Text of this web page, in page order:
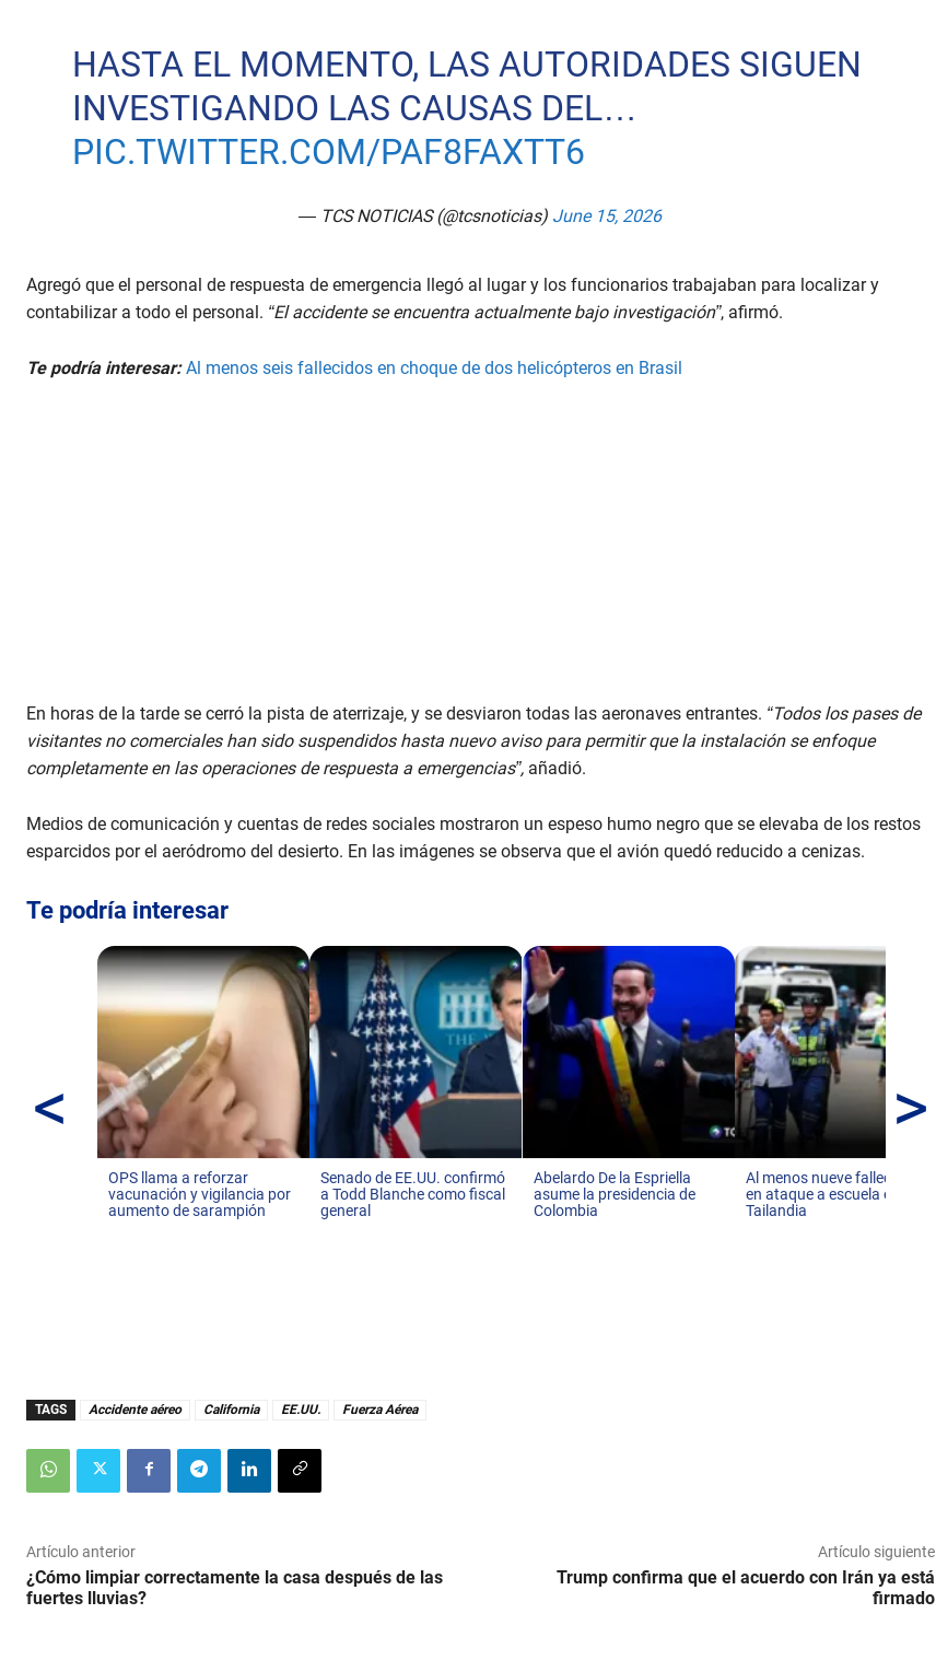
HASTA EL MOMENTO, LAS AUTORIDADES SIGUEN
INVESTIGANDO LAS CAUSAS DEL…
PIC.TWITTER.COM/PAF8FAXTT6
— TCS NOTICIAS (@tcsnoticias) June 15, 2026
Agregó que el personal de respuesta de emergencia llegó al lugar y los funcionarios trabajaban para localizar y
contabilizar a todo el personal. “El accidente se encuentra actualmente bajo investigación”, afirmó.
Te podría interesar: Al menos seis fallecidos en choque de dos helicópteros en Brasil
En horas de la tarde se cerró la pista de aterrizaje, y se desviaron todas las aeronaves entrantes. “Todos los pases de
visitantes no comerciales han sido suspendidos hasta nuevo aviso para permitir que la instalación se enfoque
completamente en las operaciones de respuesta a emergencias”, añadió.
Medios de comunicación y cuentas de redes sociales mostraron un espeso humo negro que se elevaba de los restos
esparcidos por el aeródromo del desierto. En las imágenes se observa que el avión quedó reducido a cenizas.
Te podría interesar
<
OPS llama a reforzar
vacunación y vigilancia por
aumento de sarampión
Senado de EE.UU. confirmó
a Todd Blanche como fiscal
general
Abelardo De la Espriella
asume la presidencia de
Colombia
Al menos nueve fallecidos
en ataque a escuela en
Tailandia
>
TAGS Accidente aéreo California EE.UU. Fuerza Aérea
Artículo anterior
¿Cómo limpiar correctamente la casa después de las
fuertes lluvias?
Artículo siguiente
Trump confirma que el acuerdo con Irán ya está
firmado